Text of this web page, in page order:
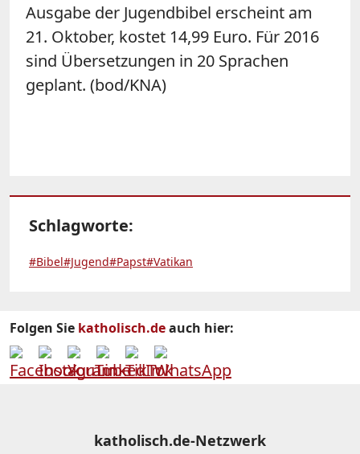
Ausgabe der Jugendbibel erscheint am
21. Oktober, kostet 14,99 Euro. Für 2016
sind Übersetzungen in 20 Sprachen
geplant. (bod/KNA)
Schlagworte:
#Bibel#Jugend#Papst#Vatikan
Folgen Sie katholisch.deauch hier:
katholisch.de-Netzwerk